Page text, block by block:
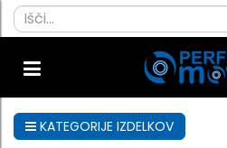
KATEGORIJE IZDELKOV